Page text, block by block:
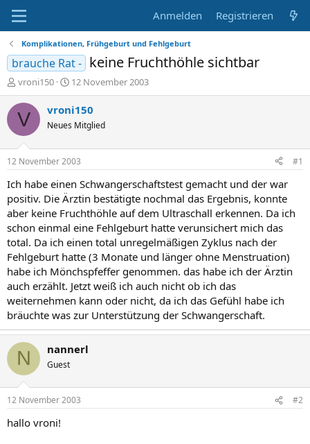
Anmelden Registrieren
Komplikationen, Frühgeburt und Fehlgeburt
brauche Rat - keine Fruchthöhle sichtbar
E
r
s
t
e
r
vroni150
E
r
s
e
l
t
a
12 November 2003
V vroni150
Neues Mitglied
12 November 2003 #1
Ich habe einen Schwangerschaftstest gemacht und der war
positiv. Die Ärztin bestätigte nochmal das Ergebnis, konnte
aber keine Fruchthöhle auf dem Ultraschall erkennen. Da ich
schon einmal eine Fehlgeburt hatte verunsichert mich das
total. Da ich einen total unregelmäßigen Zyklus nach der
Fehlgeburt hatte (3 Monate und länger ohne Menstruation)
habe ich Mönchspfeffer genommen. das habe ich der Ärztin
auch erzählt. Jetzt weiß ich auch nicht ob ich das
weiternehmen kann oder nicht, da ich das Gefühl habe ich
bräuchte was zur Unterstützung der Schwangerschaft.
N nannerl
Guest
12 November 2003 #2
hallo vroni!